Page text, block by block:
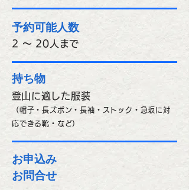
予約可能人数
2 ～ 20人まで
持ち物
​登山に適した服装
（帽子・長ズボン・長袖・ストック・急坂に対
応できる靴・など）
お申込み
​お問合せ